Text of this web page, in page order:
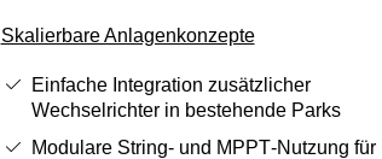
Skalierbare Anlagenkonzepte
Einfache Integration zusätzlicher
Wechselrichter in bestehende Parks
Modulare String‑ und MPPT‑Nutzung für